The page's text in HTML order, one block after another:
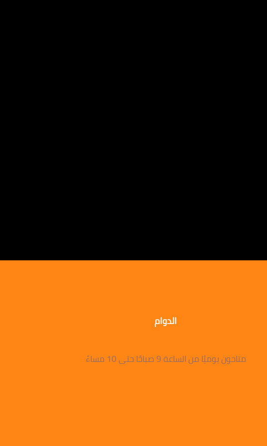
الدوام
متاحون يوميًا من الساعة 9 صباحًا حتى 10 مساءً